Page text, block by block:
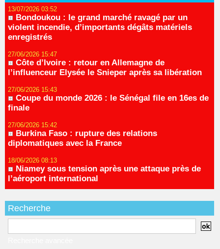
13/07/2026 03:52
Bondoukou : le grand marché ravagé par un
violent incendie, d’importants dégâts matériels
enregistrés
27/06/2026 15:47
Côte d’Ivoire : retour en Allemagne de
l’influenceur Elysée le Snieper après sa libération
27/06/2026 15:43
Coupe du monde 2026 : le Sénégal file en 16es de
finale
27/06/2026 15:42
Burkina Faso : rupture des relations
diplomatiques avec la France
18/06/2026 08:13
Niamey sous tension après une attaque près de
l’aéroport international
Recherche